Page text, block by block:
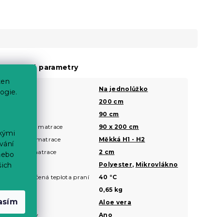
parametry
Na jednolůžko
200 cm
90 cm
Rozměr matrace 90 x 200 cm
Tvrdost matrace Měkká H1 - H2
? Výška matrace 2 cm
? Polyester, Mikrovlákno
Doporučená teplota praní
40 °C
Hmotnost
0,65 kg
Potah
Aloe vera
Pro alergiky
Ano